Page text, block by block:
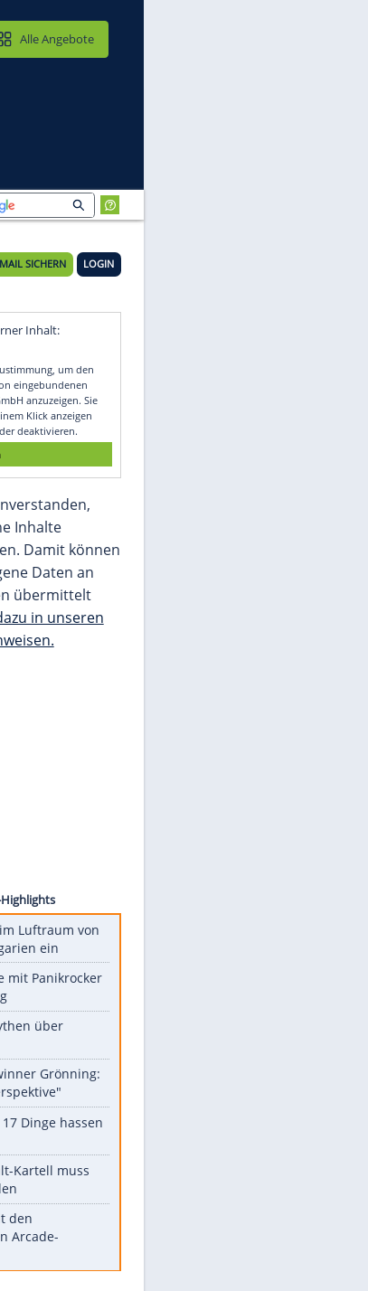
& CLOUD
KOSTENLOSE E-MAIL SICHERN
Empfohlener externer Inhalt:
Glomex GmbH
Wir benötigen Ihre Zustimmung, um den
von unserer Redaktion eingebundenen
Inhalt von Glomex GmbH anzuzeigen. Sie
können diesen mit einem Klick anzeigen
jetzt aktivieren
Ich bin damit einverstanden,
dass mir externe Inhalte
Unsere Themen-Highlights
Drohne dringt im Luftraum von
Durch die Jahre mit Panikrocker
Udo Lindenberg